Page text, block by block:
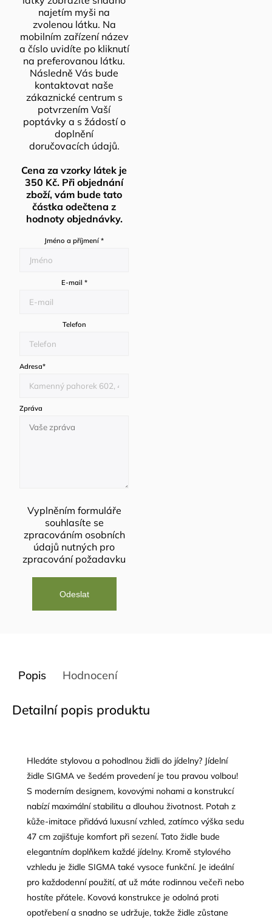
najetím myši na
zvolenou látku. Na
mobilním zařízení název
a číslo uvidíte po kliknutí
na preferovanou látku.
Následně Vás bude
kontaktovat naše
zákaznické centrum s
potvrzením Vaší
poptávky a s žádostí o
doplnění
doručovacích údajů.
Cena za vzorky látek je
350 Kč. Při objednání
zboží, vám bude tato
částka odečtena z
hodnoty objednávky.
Jméno a příjmení *
E-mail *
Telefon
Adresa*
Zpráva
Vyplněním formuláře
souhlasíte se
zpracováním osobních
údajů nutných pro
zpracování požadavku
Popis Hodnocení
Detailní popis produktu
Hledáte stylovou a pohodlnou židli do jídelny? Jídelní
židle SIGMA ve šedém provedení je tou pravou volbou!
S moderním designem, kovovými nohami a konstrukcí
nabízí maximální stabilitu a dlouhou životnost. Potah z
kůže-imitace přidává luxusní vzhled, zatímco výška sedu
47 cm zajišťuje komfort při sezení. Tato židle bude
elegantním doplňkem každé jídelny. Kromě stylového
vzhledu je židle SIGMA také vysoce funkční. Je ideální
pro každodenní použití, ať už máte rodinnou večeři nebo
hostíte přátele. Kovová konstrukce je odolná proti
opotřebení a snadno se udržuje, takže židle zůstane